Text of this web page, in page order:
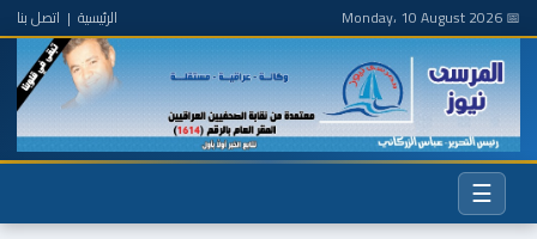
📅 Monday، 10 August 2026 الرئيسية | اتصل بنا
☰